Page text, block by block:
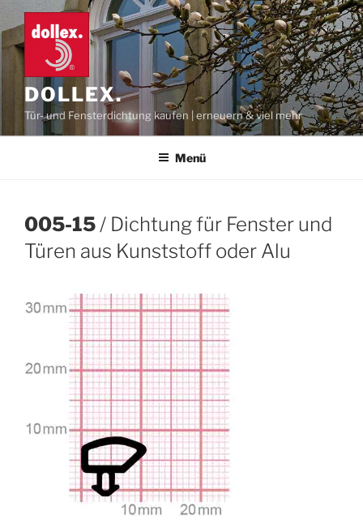
Zum
Inhalt
springen
DOLLEX.
Tür- und Fensterdichtung kaufen | erneuern & viel mehr
Menü
005-15 / Dichtung für Fenster und
Türen aus Kunststoff oder Alu